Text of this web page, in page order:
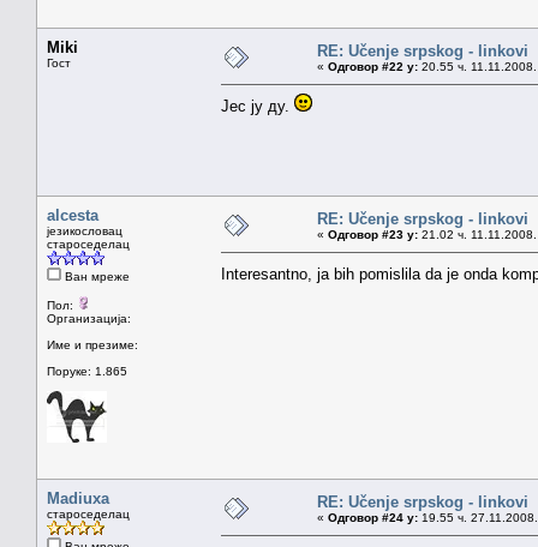
Miki
Гост
RE: Učenje srpskog - linkovi
« Одговор #22 у: 20.55 ч.
Јес ју ду.
alcesta
језикословац
староседелац
Ван мреже
Пол:
Организација:
Име и презиме:
Поруке: 1.865
RE: Učenje srpskog - linkovi
« Одговор #23 у: 21.02 ч.
Interesantno, ja bih pomislila da je onda
Madiuxa
староседелац
RE: Učenje srpskog - linkovi
« Одговор #24 у: 19.55 ч.